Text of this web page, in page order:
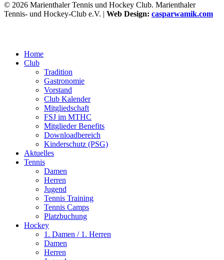
© 2026 Marienthaler Tennis und Hockey Club. Marienthaler
Tennis- und Hockey-Club e.V. | Web Design: casparwamik.com
Close
Menu
Home
Club
Tradition
Gastronomie
Vorstand
Club Kalender
Mitgliedschaft
FSJ im MTHC
Mitglieder Benefits
Downloadbereich
Kinderschutz (PSG)
Aktuelles
Tennis
Damen
Herren
Jugend
Tennis Training
Tennis Camps
Platzbuchung
Hockey
1. Damen / 1. Herren
Damen
Herren